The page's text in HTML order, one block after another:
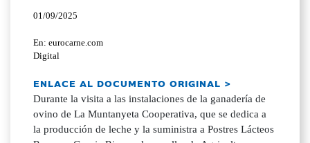
01/09/2025
En: eurocarne.com
Digital
ENLACE AL DOCUMENTO ORIGINAL >
Durante la visita a las instalaciones de la ganadería de
ovino de La Muntanyeta Cooperativa, que se dedica a
la producción de leche y la suministra a Postres Lácteos